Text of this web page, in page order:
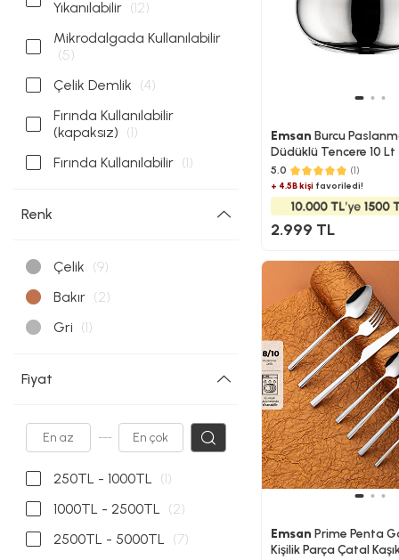
Yıkanılabilir (12)
Mikrodalgada Kullanılabilir
(5)
Çelik Demlik (4)
Fırında Kullanılabilir
(kapaksız) (1)
Fırında Kullanılabilir (1)
Renk
Çelik (9)
Bakır (2)
Gri (1)
Fiyat
---
250TL - 1000TL (1)
1000TL - 2500TL (2)
2500TL - 5000TL (7)
Emsan Burcu
Düdüklü Tencere 10 Lt
5.0 (1)
+ 4.5B kişifavoriledi!
2.999 TL
Emsan Prime Penta
Kişilik Parça Çatal